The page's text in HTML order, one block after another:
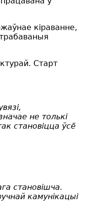
кіраванне,
Старт
не толькі
становіцца ўсё
становішча.
камунікацыі